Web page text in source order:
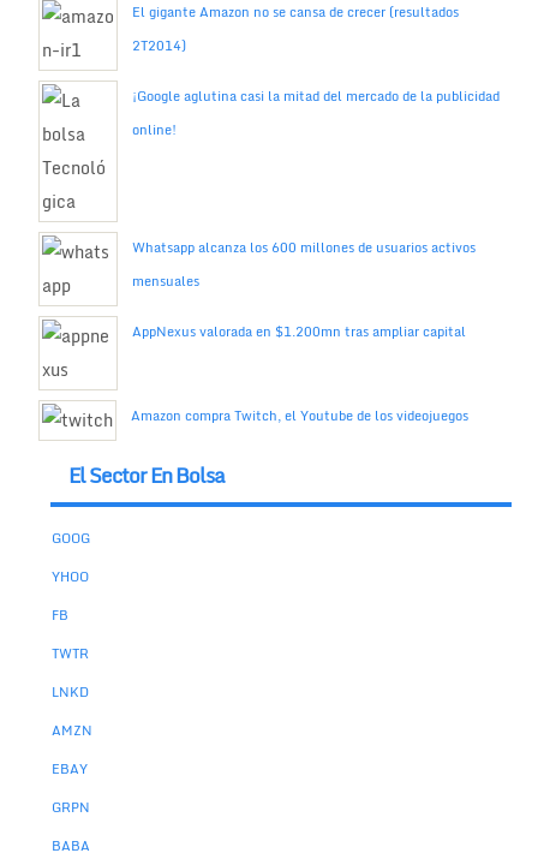
El gigante Amazon no se cansa de crecer (resultados
2T2014)
¡Google aglutina casi la mitad del mercado de la publicidad
online!
Whatsapp alcanza los 600 millones de usuarios activos
mensuales
AppNexus valorada en $1.200mn tras ampliar capital
Amazon compra Twitch, el Youtube de los videojuegos
El Sector En Bolsa
GOOG
YHOO
FB
TWTR
LNKD
AMZN
EBAY
GRPN
BABA